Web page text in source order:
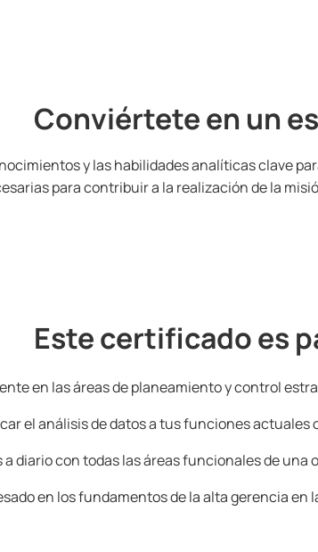
Conviértete en un
y las habilidades analíticas clave
para contribuir a la realización de la
Este certificado es
en las áreas de planeamiento y control
el análisis de datos a tus funciones actuales
diario con todas las áreas funcionales de una
en los fundamentos de la alta gerencia en